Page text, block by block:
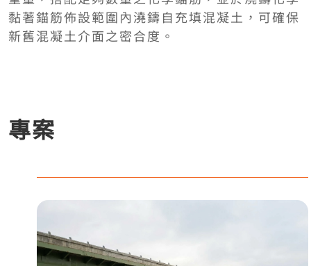
黏著錨筋佈設範圍內澆鑄自充填混凝土，可確保
新舊混凝土介面之密合度。
專案